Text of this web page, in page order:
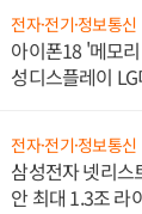
전자·전기·정보통신
아이폰18 '메모
성디스플레이
전자·전기·정보통신
삼성전자 넷리스
안 최대 1.3조 라